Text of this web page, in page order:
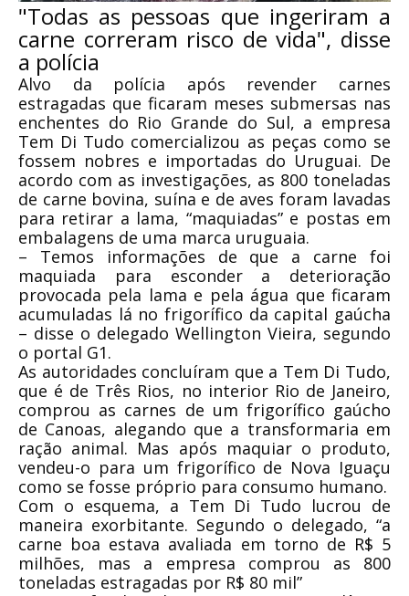
"Todas as pessoas que ingeriram a
carne correram risco de vida", disse
a polícia
Alvo da polícia após revender carnes
estragadas que ficaram meses submersas nas
enchentes do Rio Grande do Sul, a empresa
Tem Di Tudo comercializou as peças como se
fossem nobres e importadas do Uruguai. De
acordo com as investigações, as 800 toneladas
de carne bovina, suína e de aves foram lavadas
para retirar a lama, “maquiadas” e postas em
embalagens de uma marca uruguaia.
– Temos informações de que a carne foi
maquiada para esconder a deterioração
provocada pela lama e pela água que ficaram
acumuladas lá no frigorífico da capital gaúcha
– disse o delegado Wellington Vieira, segundo
o portal G1.
As autoridades concluíram que a Tem Di Tudo,
que é de Três Rios, no interior Rio de Janeiro,
comprou as carnes de um frigorífico gaúcho
de Canoas, alegando que a transformaria em
ração animal. Mas após maquiar o produto,
vendeu-o para um frigorífico de Nova Iguaçu
como se fosse próprio para consumo humano.
Com o esquema, a Tem Di Tudo lucrou de
maneira exorbitante. Segundo o delegado, “a
carne boa estava avaliada em torno de R$ 5
milhões, mas a empresa comprou as 800
toneladas estragadas por R$ 80 mil”